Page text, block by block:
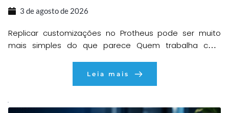
3 de agosto de 2026
Replicar customizações no Protheus pode ser muito
mais simples do que parece Quem trabalha com
provavelmente já passou pela seguinte situação:
momento de levar todas aquelas alterações para
Leia mais